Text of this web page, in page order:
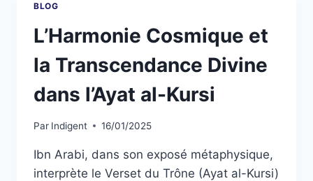
BLOG
L’Harmonie Cosmique et
la Transcendance Divine
dans l’Ayat al-Kursi
Par Indigent 16/01/2025
Ibn Arabi, dans son exposé métaphysique,
interprète le Verset du Trône (Ayat al-Kursi)